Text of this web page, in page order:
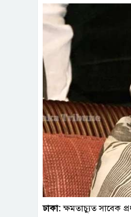
ঢাকা:ক্ষমতাচ্যুত সাবেক